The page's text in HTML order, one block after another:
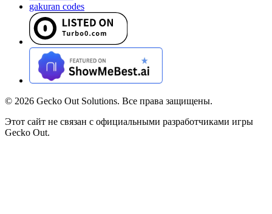
gakuran codes
© 2026 Gecko Out Solutions. Все права защищены.
Этот сайт не связан с официальными разработчиками игры
Gecko Out.